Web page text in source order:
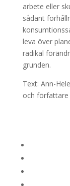
arbete eller
sådant
leva över
radikal
grunden.
Text: Ann-
och författare